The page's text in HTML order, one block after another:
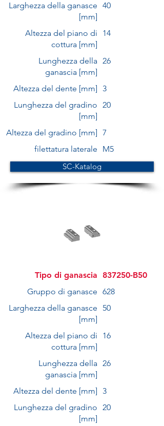
Larghezza della ganasce
[mm]
40
Altezza del piano di
cottura [mm]
14
Lunghezza della
ganascia [mm]
26
Altezza del dente [mm] 3
Lunghezza del gradino
[mm]
20
Altezza del gradino [mm] 7
filettatura laterale
M5
SC-Katalog
Tipo di ganascia
837250-B50
Gruppo di ganasce 628
Larghezza della ganasce
[mm]
50
Altezza del piano di
cottura [mm]
16
Lunghezza della
ganascia [mm]
26
Altezza del dente [mm] 3
Lunghezza del gradino
[mm]
20